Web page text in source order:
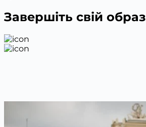
Завершіть свій образ